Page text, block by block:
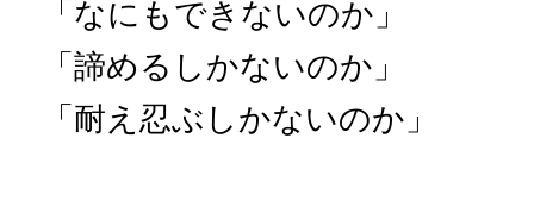
「なにもできないのか」
「諦めるしかないのか」
「耐え忍ぶしかないのか」